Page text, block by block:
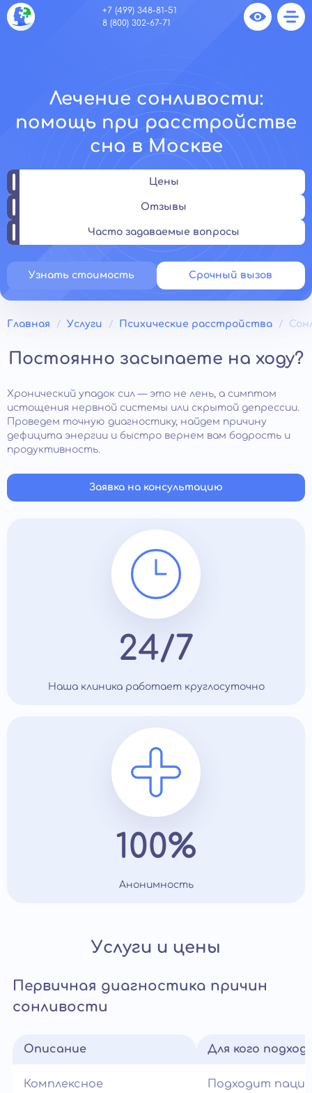
+7 (499) 348-81-51
8 (800) 302-67-71
Лечение сонливости:
помощь при расстройстве
сна в Москве
Цены
Отзывы
Часто задаваемые вопросы
Узнать стоимость Срочный вызов
Главная Услуги Психические расстройства
Постоянно засыпаете на ходу?
Хронический упадок сил — это не лень, а симптом
истощения нервной системы или скрытой депрессии.
Проведем точную диагностику, найдем причину
дефицита энергии и быстро вернем вам бодрость и
продуктивность.
Заявка на консультацию
24/7
Наша клиника работает круглосуточно
100%
Анонимность
Услуги и цены
Первичная диагностика причин
сонливости
Описание
Комплексное
Для кого
Подходит